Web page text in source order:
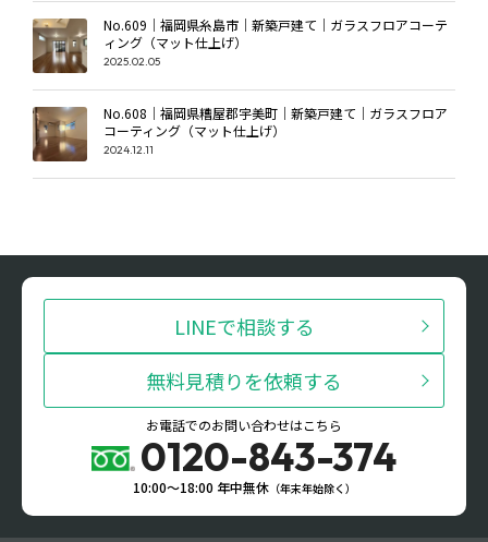
No.609｜福岡県糸島市｜新築戸建て｜ガラスフロアコーテ
ィング（マット仕上げ）
2025.02.05
No.608｜福岡県糟屋郡宇美町｜新築戸建て｜ガラスフロア
コーティング（マット仕上げ）
2024.12.11
LINEで相談する
無料見積りを依頼する
お電話でのお問い合わせはこちら
0120-843-374
10:00〜18:00 年中無休（年末年始除く）